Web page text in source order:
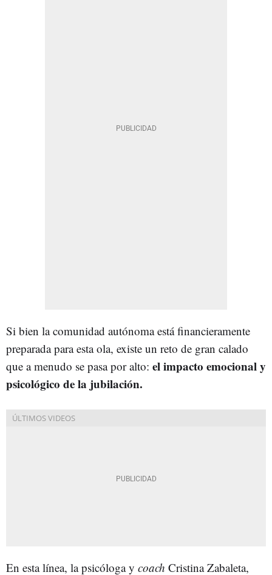
Si bien la comunidad autónoma está financieramente
preparada para esta ola, existe un reto de gran calado
que a menudo se pasa por alto: el impacto emocional y
psicológico de la jubilación.
En esta línea, la psicóloga y coach Cristina Zabaleta,